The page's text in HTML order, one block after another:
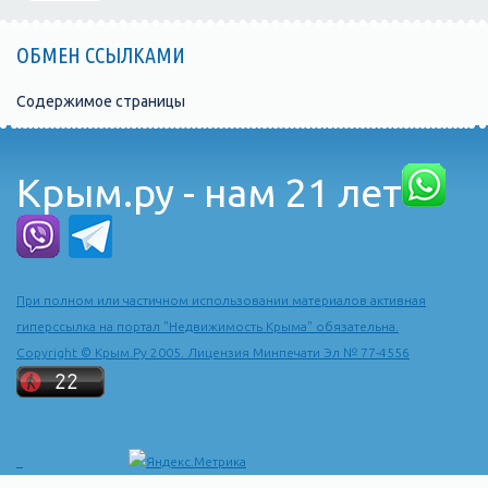
ОБМЕН ССЫЛКАМИ
Содержимое страницы
Крым.ру - нам 21 лет
При полном или частичном использовании материалов активная
гиперссылка на портал "Недвижимость Крыма" обязательна.
Copyright © Крым.Ру 2005. Лицензия Минпечати Эл № 77-4556